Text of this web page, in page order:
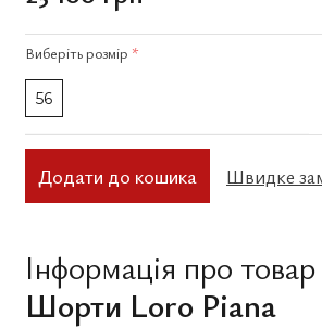
Виберіть розмір *
56
Додати до кошика Швидке
Інформація про товар
Шорти Loro Piana